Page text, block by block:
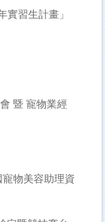
實習生計畫」
暨 寵物業經
物美容助理資